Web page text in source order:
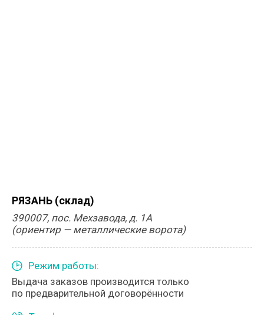
РЯЗАНЬ (склад)
390007, пос. Мехзавода, д. 1А
(ориентир — металлические ворота)
Режим работы:
Выдача заказов производится только
по предварительной договорённости